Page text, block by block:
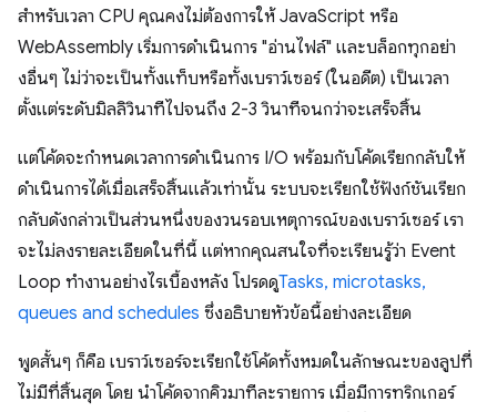
สำหรับเวลา CPU คุณคงไม่ต้องการให้ JavaScript หรือ
WebAssembly เริ่มการดำเนินการ "อ่านไฟล์" และบล็อกทุกอย่า
งอื่นๆ ไม่ว่าจะเป็นทั้งแท็บหรือทั้งเบราว์เซอร์ (ในอดีต) เป็นเวลา
ตั้งแต่ระดับมิลลิวินาทีไปจนถึง 2-3 วินาทีจนกว่าจะเสร็จสิ้น
แต่โค้ดจะกำหนดเวลาการดำเนินการ I/O พร้อมกับโค้ดเรียกกลับให้
ดำเนินการได้เมื่อเสร็จสิ้นแล้วเท่านั้น ระบบจะเรียกใช้ฟังก์ชันเรียก
กลับดังกล่าวเป็นส่วนหนึ่งของวนรอบเหตุการณ์ของเบราว์เซอร์ เรา
จะไม่ลงรายละเอียดในที่นี้ แต่หากคุณสนใจที่จะเรียนรู้ว่า Event
Loop ทำงานอย่างไรเบื้องหลัง โปรดดูTasks, microtasks,
queues and schedules ซึ่งอธิบายหัวข้อนี้อย่างละเอียด
พูดสั้นๆ ก็คือ เบราว์เซอร์จะเรียกใช้โค้ดทั้งหมดในลักษณะของลูปที่
ไม่มีที่สิ้นสุด โดย นำโค้ดจากคิวมาทีละรายการ เมื่อมีการทริกเกอร์